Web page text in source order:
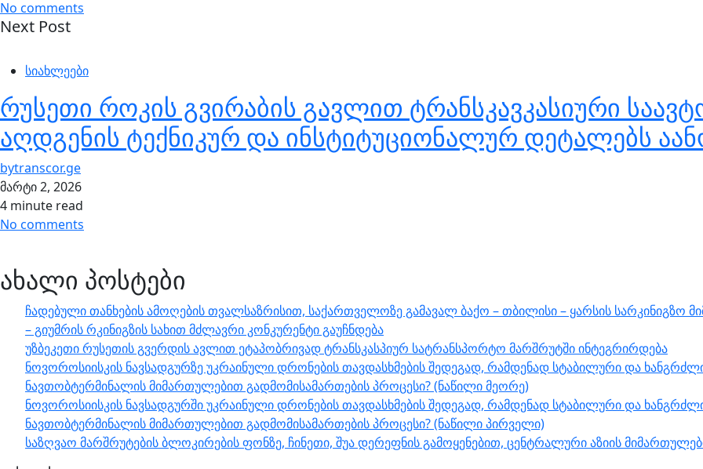
No comments
Next Post
სიახლეები
რუსეთი როკის გვირაბის გავლით ტრანსკავკასიური
აღდგენის ტექნიკურ და ინსტიტუციონალურ დეტალებს
bytranscor.ge
მარტი 2, 2026
4 minute read
No comments
ახალი პოსტები
ჩადებული თანხების ამოღების თვალსაზრისით, საქართველოზე გამავალ ბაქო – თბილისი – ყარსის სარკინიგზო
– გიუმრის რკინიგზის სახით მძლავრი კონკურენტი გაუჩნდება
უზბეკეთი რუსეთის გვერდის ავლით ეტაპობრივად ტრანსკასპიურ სატრანსპორტო მარშრუტში ინტეგრირდება
ნოვოროსიისკის ნავსადგურზე უკრაინული დრონების თავდასხმების შედეგად, რამდენად სტაბილური და
ნავთობტერმინალის მიმართულებით გადმომისამართების პროცესი? (ნაწილი მეორე)
ნოვოროსიისკის ნავსადგურში უკრაინული დრონების თავდასხმების შედეგად, რამდენად სტაბილური და
ნავთობტერმინალის მიმართულებით გადმომისამართების პროცესი? (ნაწილი პირველი)
საზღვაო მარშრუტების ბლოკირების ფონზე, ჩინეთი, შუა დერეფნის გამოყენებით, ცენტრალური აზიის